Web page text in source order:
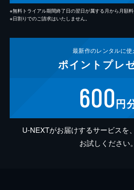
※無料トライアル期間終了日の翌日が属する月から月額料
※日割りでのご請求はいたしません。
最新作のレンタルに使
ポイント プレ
600円
U-NEXTがお届けするサービスを
お試しください。